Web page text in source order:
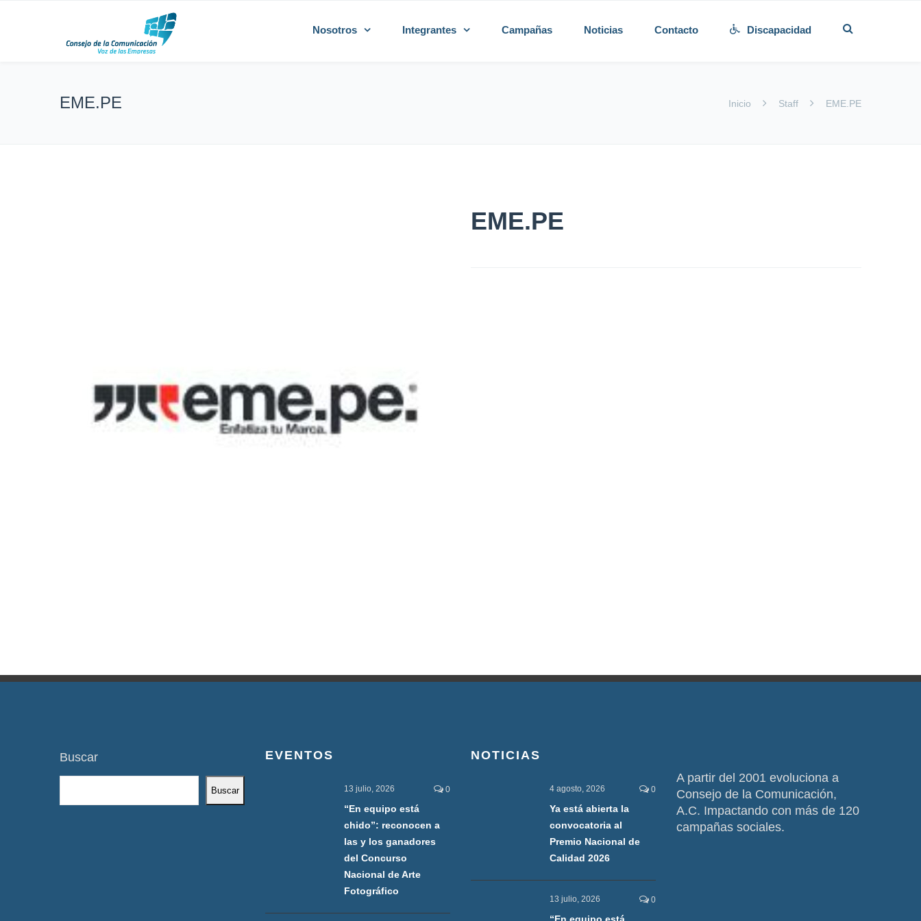
Nosotros Integrantes Campañas Noticias Contacto Discapacidad
EME.PE Inicio Staff EME.PE
EME.PE
Buscar
Buscar
EVENTOS
13 julio, 2026 0
“En equipo está
chido”: reconocen a
las y los ganadores
del Concurso
Nacional de Arte
Fotográfico
NOTICIAS
4 agosto, 2026 0
Ya está abierta la
convocatoria al
Premio Nacional de
Calidad 2026
13 julio, 2026 0
A partir del 2001 evoluciona a
Consejo de la Comunicación,
A.C. Impactando con más de 120
campañas sociales.